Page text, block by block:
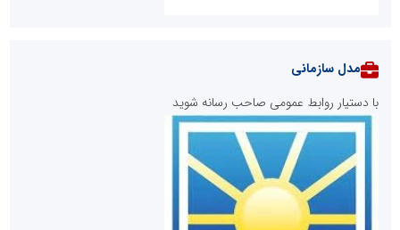
روابط عمومی خبرگزاری گزارش خبر
مدل سازمانی
با دستیار روابط عمومی صاحب رسانه شوید